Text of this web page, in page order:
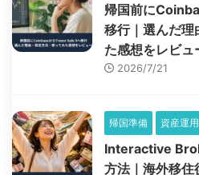
帰国前に
移行｜選んだ理
た感想をレビュ
2026/7/21
帰国準備 資産運用
Interactive
方法｜海外移住